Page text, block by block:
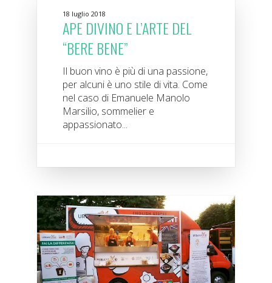
18 luglio 2018
APE DIVINO E L’ARTE DEL
“BERE BENE”
Il buon vino è più di una passione,
per alcuni è uno stile di vita. Come
nel caso di Emanuele Manolo
Marsilio, sommelier e
appassionato...